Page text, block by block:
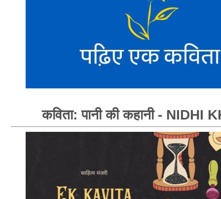
कविता: पानी की कहानी - NIDHI